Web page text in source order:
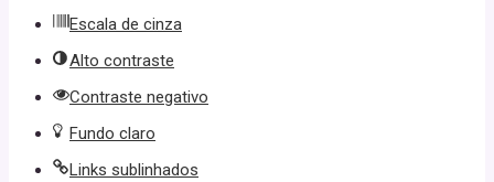
Escala de cinza
Alto contraste
Contraste negativo
Fundo claro
Links sublinhados